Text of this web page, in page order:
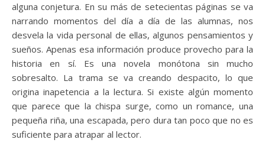
alguna conjetura. En su más de setecientas páginas se va
narrando momentos del día a día de las alumnas, nos
desvela la vida personal de ellas, algunos pensamientos y
sueños. Apenas esa información produce provecho para la
historia en sí. Es una novela monótona sin mucho
sobresalto. La trama se va creando despacito, lo que
origina inapetencia a la lectura. Si existe algún momento
que parece que la chispa surge, como un romance, una
pequeña riña, una escapada, pero dura tan poco que no es
suficiente para atrapar al lector.